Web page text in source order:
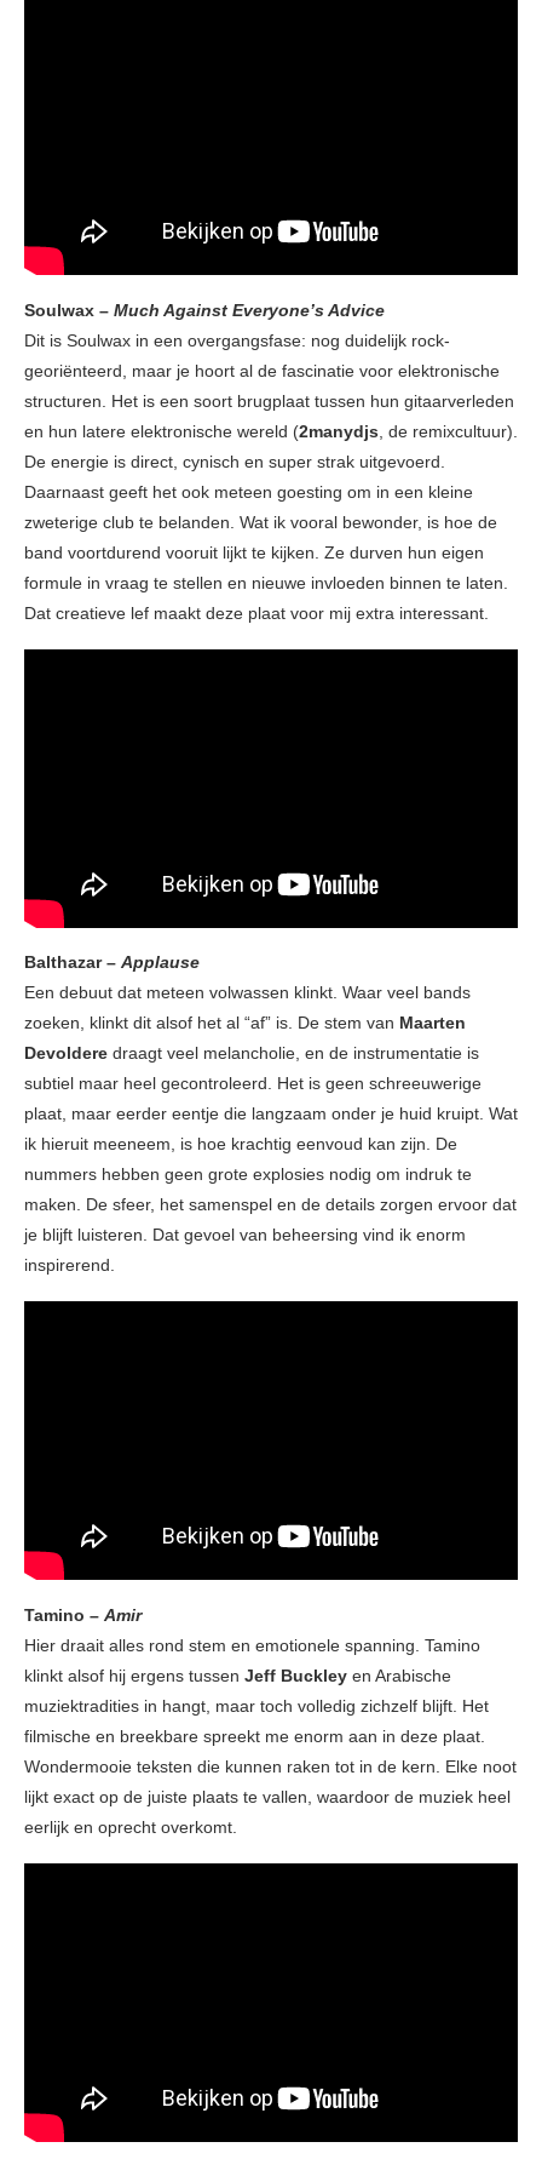
Soulwax – Much Against Everyone’s Advice
Dit is Soulwax in een overgangsfase: nog duidelijk rock-
georiënteerd, maar je hoort al de fascinatie voor elektronische
structuren. Het is een soort brugplaat tussen hun gitaarverleden
en hun latere elektronische wereld (2manydjs , de remixcultuur).
De energie is direct, cynisch en super strak uitgevoerd.
Daarnaast geeft het ook meteen goesting om in een kleine
zweterige club te belanden. Wat ik vooral bewonder, is hoe de
band voortdurend vooruit lijkt te kijken. Ze durven hun eigen
formule in vraag te stellen en nieuwe invloeden binnen te laten.
Dat creatieve lef maakt deze plaat voor mij extra interessant.
Balthazar – Applause
Een debuut dat meteen volwassen klinkt. Waar veel bands
zoeken, klinkt dit alsof het al “af” is. De stem van Maarten
Devoldere draagt veel melancholie, en de instrumentatie is
subtiel maar heel gecontroleerd. Het is geen schreeuwerige
plaat, maar eerder eentje die langzaam onder je huid kruipt. Wat
ik hieruit meeneem, is hoe krachtig eenvoud kan zijn. De
nummers hebben geen grote explosies nodig om indruk te
maken. De sfeer, het samenspel en de details zorgen ervoor dat
je blijft luisteren. Dat gevoel van beheersing vind ik enorm
inspirerend.
Tamino – Amir
Hier draait alles rond stem en emotionele spanning. Tamino
klinkt alsof hij ergens tussen Jeff Buckley en Arabische
muziektradities in hangt, maar toch volledig zichzelf blijft. Het
filmische en breekbare spreekt me enorm aan in deze plaat.
Wondermooie teksten die kunnen raken tot in de kern. Elke noot
lijkt exact op de juiste plaats te vallen, waardoor de muziek heel
eerlijk en oprecht overkomt.